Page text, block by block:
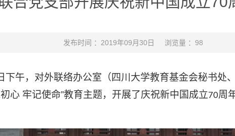
发布时间 ：2019年09月30日 浏览量 ： 98
下午，对外联络办公室（四川大学教育基金会秘书处
初心 牢记使命”教育主题，开展了庆祝新中国成立70周